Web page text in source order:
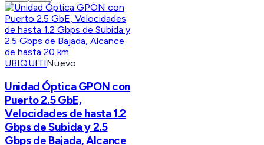
UBIQUITINuevo
Unidad Óptica GPON con
Puerto 2.5 GbE,
Velocidades de hasta 1.2
Gbps de Subida y 2.5
Gbps de Bajada, Alcance